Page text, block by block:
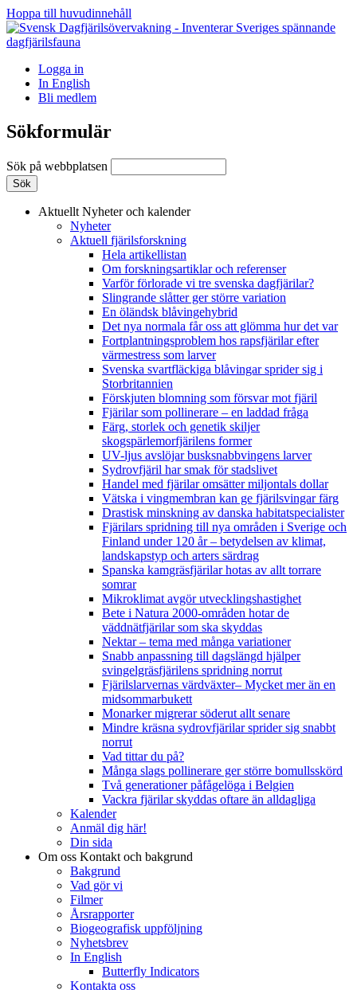
Hoppa till huvudinnehåll
Logga in
In English
Bli medlem
Sökformulär
Sök på webbplatsen
Aktuellt Nyheter och kalender
Nyheter
Aktuell fjärilsforskning
Hela artikellistan
Om forskningsartiklar och referenser
Varför förlorade vi tre svenska dagfjärilar?
Slingrande slåtter ger större variation
En öländsk blåvingehybrid
Det nya normala får oss att glömma hur det var
Fortplantningsproblem hos rapsfjärilar efter
värmestress som larver
Svenska svartfläckiga blåvingar sprider sig i
Storbritannien
Förskjuten blomning som försvar mot fjäril
Fjärilar som pollinerare – en laddad fråga
Färg, storlek och genetik skiljer
skogspärlemorfjärilens former
UV-ljus avslöjar busksnabbvingens larver
Sydrovfjäril har smak för stadslivet
Handel med fjärilar omsätter miljontals dollar
Vätska i vingmembran kan ge fjärilsvingar färg
Drastisk minskning av danska habitatspecialister
Fjärilars spridning till nya områden i Sverige och
Finland under 120 år– betydelsen av klimat,
landskapstyp och arters särdrag
Spanska kamgräsfjärilar hotas av allt torrare
somrar
Mikroklimat avgör utvecklingshastighet
Bete i Natura 2000-områden hotar de
väddnätfjärilar som ska skyddas
Nektar – tema med många variationer
Snabb anpassning till dagslängd hjälper
svingelgräsfjärilens spridning norrut
Fjärilslarvernas värdväxter– Mycket mer än en
midsommarbukett
Monarker migrerar söderut allt senare
Mindre kräsna sydrovfjärilar sprider sig snabbt
norrut
Vad tittar du på?
Många slags pollinerare ger större bomullsskörd
Två generationer påfågelöga i Belgien
Vackra fjärilar skyddas oftare än alldagliga
Kalender
Anmäl dig här!
Din sida
Om oss Kontakt och bakgrund
Bakgrund
Vad gör vi
Filmer
Årsrapporter
Biogeografisk uppföljning
Nyhetsbrev
In English
Butterfly Indicators
Kontakta oss